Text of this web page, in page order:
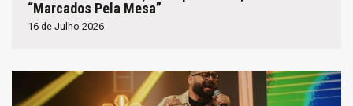
“Marcados Pela Mesa”
16 de Julho 2026